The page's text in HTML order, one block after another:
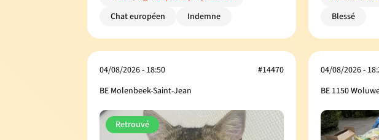
Chat européen
Indemne
Blessé
04/08/2026 - 18:50
BE Molenbeek-Saint-Jean
#14470
Retrouvé
04/08/2026 -
BE 1150